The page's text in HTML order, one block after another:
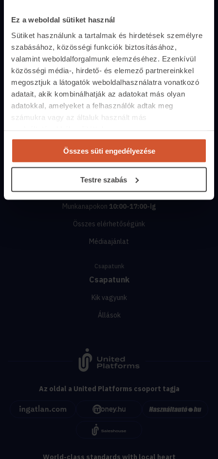
Ez a weboldal sütiket használ
Sütiket használunk a tartalmak és hirdetések személyre
szabásához, közösségi funkciók biztosításához,
valamint weboldalforgalmunk elemzéséhez. Ezenkívül
közösségi média-, hirdető- és elemező partnereinkkel
megosztjuk a látogatók weboldalhasználatra vonatkozó
adatait, akik kombinálhatják az adatokat más olyan
adatokkal, amelyeket a felhasználók adtak meg
számukra vagy az általuk használt más
Összes süti engedélyezése
Testre szabás
Lakáshitel-kalkulátor
Közvetítőknek
Belépés közvetítőknek
Árak és hirdetési lehetőségek
Fizetési lehetőségek
Kapcsolat
+36 1 237 2065
segitunk.ingatlan.com
Munkanapokon 10:00-17:00-ig
Összes elérhetőségünk
Médiaajánlat
Csapatunk
Csapatunk
Kik vagyunk
Állások
Az oldal a United Platforms csoport tagja
World-class standards with local heart